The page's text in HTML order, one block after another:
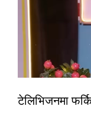
टेलिभिजनमा